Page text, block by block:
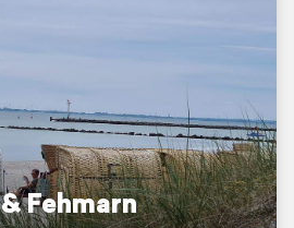
Fehmarn